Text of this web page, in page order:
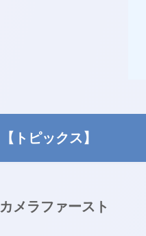
【トピックス】
カメラファースト